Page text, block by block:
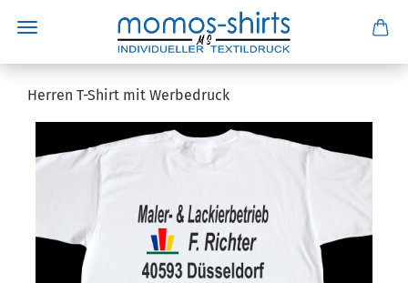
Herren T-Shirt mit Werbedruck